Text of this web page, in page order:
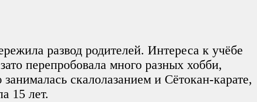
развод родителей. Интереса к учёбе
перепробовала много разных хобби,
занималась скалолазанием и Сётокан-карате,
15 лет.